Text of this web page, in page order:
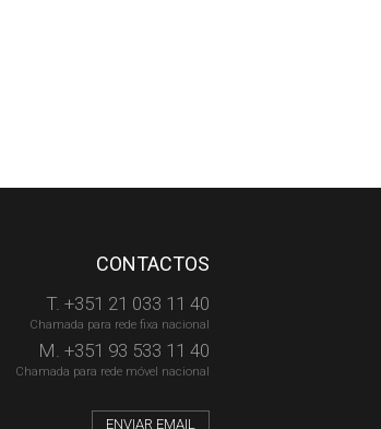
CONTACTOS
T. +351 21 033 11 40
Chamada para rede fixa nacional
M. +351 93 533 11 40
Chamada para rede móvel nacional
ENVIAR EMAIL